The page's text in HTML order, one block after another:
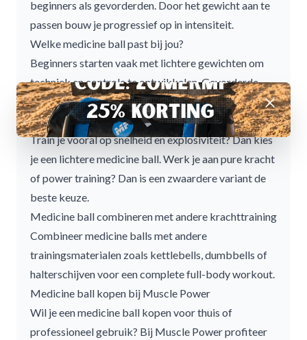
beginners als gevorderden. Door het gewicht aan te
passen bouw je progressief op in intensiteit.
Welke medicine ball past bij jou?
Beginners starten vaak met lichtere gewichten om
techniek en controle te ontwikkelen. Gevorderde
sporters kiezen zwaardere varianten voor maximale
krachtontwikkeling.
Train je vooral op snelheid en explosiviteit? Dan kies
je een lichteremedicine ball. Werk je aan pure kracht
of power training? Dan is een zwaardere variant de
beste keuze.
Medicine ball combineren met andere krachttraining
Combineer medicine balls met andere
trainingsmaterialen zoals kettlebells,dumbbells of
halterschijvenvoor een complete full-body workout.
Medicine ball kopen bij Muscle Power
Wil je eenmedicine ball kopen voor thuis of
professioneel gebruik? Bij Muscle Power profiteer
Afwijzen